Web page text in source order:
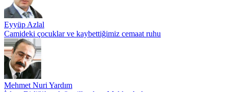
Eyyüp Azlal
Camideki çocuklar ve kaybettiğimiz cemaat ruhu
Mehmet Nuri Yardım